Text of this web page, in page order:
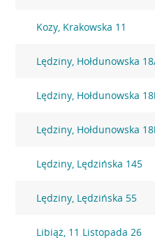
Kozy, Krakowska 11
Lędziny, Hołdunowska
Lędziny, Hołdunowska
Lędziny, Hołdunowska
Lędziny, Lędzińska 145
Lędziny, Lędzińska 55
Libiąż, 11 Listopada 26